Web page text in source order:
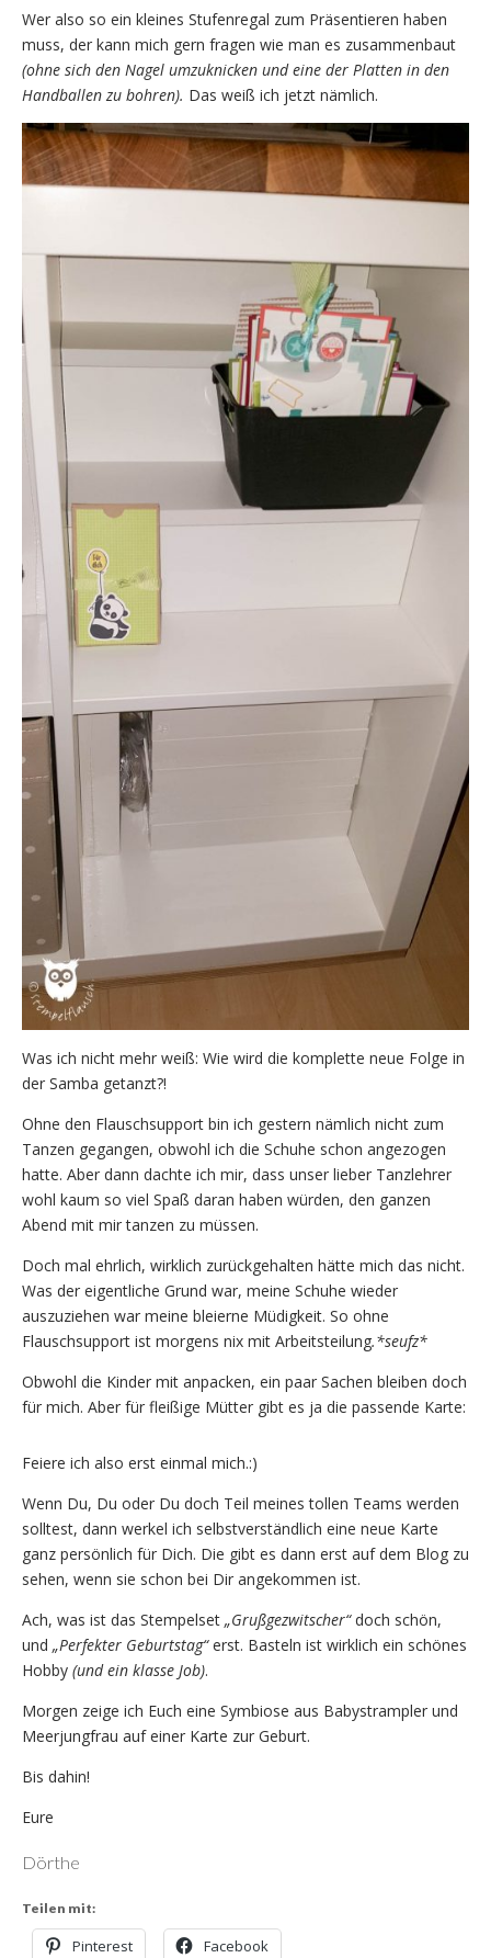
Wer also so ein kleines Stufenregal zum Präsentieren haben
muss, der kann mich gern fragen wie man es zusammenbaut
(ohne sich den Nagel umzuknicken und eine der Platten in den
Handballen zu bohren). Das weiß ich jetzt nämlich.
Was ich nicht mehr weiß: Wie wird die komplette neue Folge in
der Samba getanzt?!
Ohne den Flauschsupport bin ich gestern nämlich nicht zum
Tanzen gegangen, obwohl ich die Schuhe schon angezogen
hatte. Aber dann dachte ich mir, dass unser lieber Tanzlehrer
wohl kaum so viel Spaß daran haben würden, den ganzen
Abend mit mir tanzen zu müssen.
Doch mal ehrlich, wirklich zurückgehalten hätte mich das nicht.
Was der eigentliche Grund war, meine Schuhe wieder
auszuziehen war meine bleierne Müdigkeit. So ohne
Flauschsupport ist morgens nix mit Arbeitsteilung.*seufz*
Obwohl die Kinder mit anpacken, ein paar Sachen bleiben doch
für mich. Aber für fleißige Mütter gibt es ja die passende Karte:
Feiere ich also erst einmal mich.:)
Wenn Du, Du oder Du doch Teil meines tollen Teams werden
solltest, dann werkel ich selbstverständlich eine neue Karte
ganz persönlich für Dich. Die gibt es dann erst auf dem Blog zu
sehen, wenn sie schon bei Dir angekommen ist.
Ach, was ist das Stempelset „Grußgezwitscher“doch schön,
und „Perfekter Geburtstag“erst. Basteln ist wirklich ein schönes
Hobby (und ein klasse Job).
Morgen zeige ich Euch eine Symbiose aus Babystrampler und
Meerjungfrau auf einer Karte zur Geburt.
Bis dahin!
Eure
Dörthe
Teilen mit:
Pinterest Facebook